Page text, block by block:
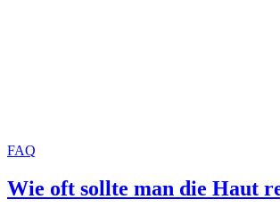
FAQ
Wie oft sollte man die Haut